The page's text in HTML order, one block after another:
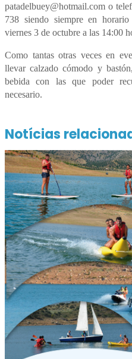
patadelbuey@hotmail.com o
738 siendo siempre en
viernes 3 de octubre a las 14:00
Como tantas otras veces en
llevar calzado cómodo y
bebida con las que poder
necesario.
Notícias